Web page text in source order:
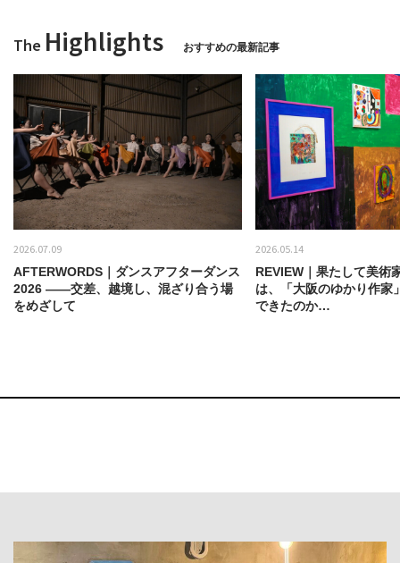
The Highlights おすすめの最新記事
2026.07.09
AFTERWORDS｜ダンスアフターダンス
2026 ——交差、越境し、混ざり合う場
をめざして
2026.05.14
REVIEW｜果たして美術
は、「大阪のゆかり作家
できたのか…